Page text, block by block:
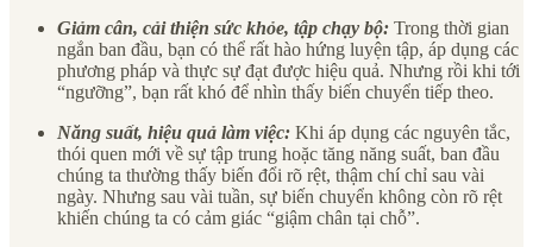
Giảm cân, cải thiện sức khỏe, tập chạy bộ: Trong thời gian
ngắn ban đầu, bạn có thể rất hào hứng luyện tập, áp dụng các
phương pháp và thực sự đạt được hiệu quả. Nhưng rồi khi tới
“ngưỡng”, bạn rất khó để nhìn thấy biến chuyển tiếp theo.
Năng suất, hiệu quả làm việc: Khi áp dụng các nguyên tắc,
thói quen mới về sự tập trung hoặc tăng năng suất, ban đầu
chúng ta thường thấy biến đổi rõ rệt, thậm chí chỉ sau vài
ngày. Nhưng sau vài tuần, sự biến chuyển không còn rõ rệt
khiến chúng ta có cảm giác “giậm chân tại chỗ”.